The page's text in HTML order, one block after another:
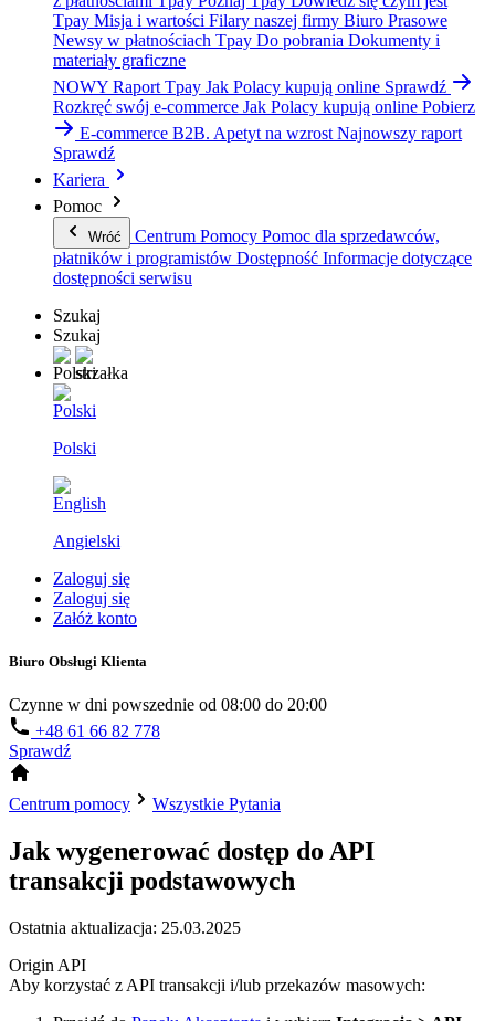
Tpay Misja i wartości Filary naszej firmy Biuro Prasowe
Newsy w płatnościach Tpay Do pobrania Dokumenty i
materiały graficzne
NOWY Raport Tpay Jak Polacy kupują online Sprawdź
Rozkręć swój e-commerce Jak Polacy kupują online Pobierz
E-commerce B2B. Apetyt na wzrost Najnowszy raport
Sprawdź
Kariera
Pomoc
Wróć Centrum Pomocy Pomoc dla sprzedawców,
płatników i programistów Dostępność Informacje dotyczące
dostępności serwisu
Szukaj
Szukaj
Polski
Angielski
Zaloguj się
Zaloguj się
Załóż konto
Biuro Obsługi Klienta
Czynne w dni powszednie od 08:00 do 20:00
+48 61 66 82 778
Sprawdź
Centrum pomocy Wszystkie Pytania
Jak wygenerować dostęp do API
transakcji podstawowych
Ostatnia aktualizacja: 25.03.2025
Origin API
Aby korzystać z API transakcji i/lub przekazów masowych: